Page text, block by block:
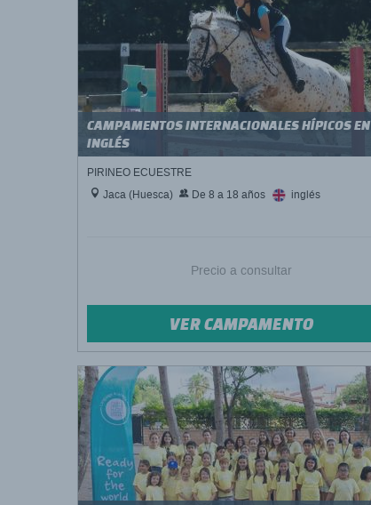
CAMPAMENTOS INTERNACIONALES HÍPICOS EN
INGLÉS
PIRINEO ECUESTRE
Jaca (Huesca)
De 8 a 18 años inglés
Precio a consultar
VER CAMPAMENTO